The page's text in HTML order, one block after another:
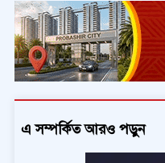
এ সম্পর্কিত আরও পড়ুন